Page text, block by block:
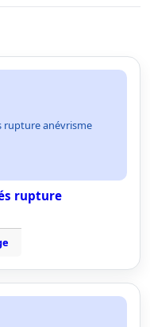
rupture anévrisme
rupture